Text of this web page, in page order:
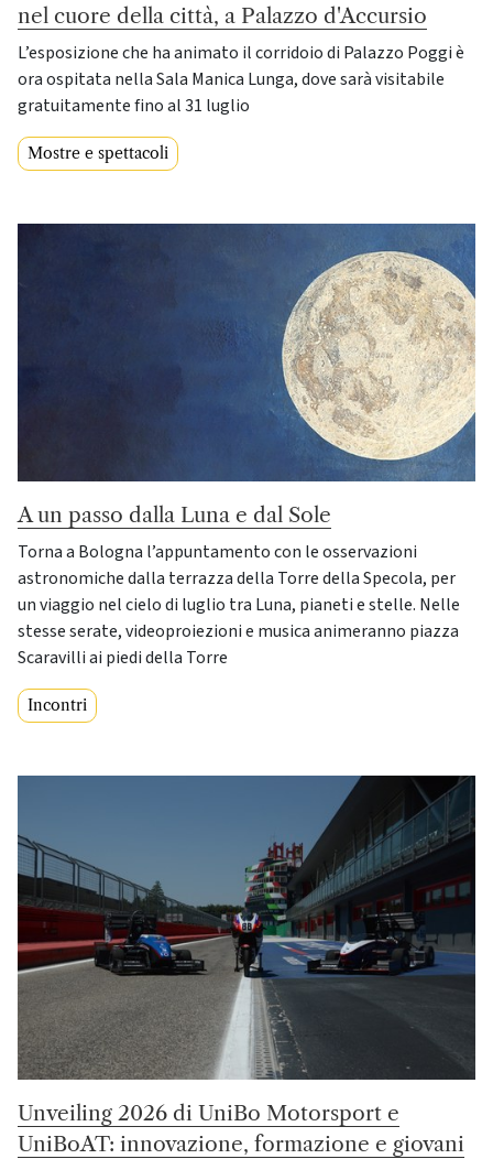
nel cuore della città, a Palazzo d'Accursio
L’esposizione che ha animato il corridoio di Palazzo Poggi è
ora ospitata nella Sala Manica Lunga, dove sarà visitabile
gratuitamente fino al 31 luglio
Mostre e spettacoli
A un passo dalla Luna e dal Sole
Torna a Bologna l’appuntamento con le osservazioni
astronomiche dalla terrazza della Torre della Specola, per
un viaggio nel cielo di luglio tra Luna, pianeti e stelle. Nelle
stesse serate, videoproiezioni e musica animeranno piazza
Scaravilli ai piedi della Torre
Incontri
Unveiling 2026 di UniBo Motorsport e
UniBoAT: innovazione, formazione e giovani